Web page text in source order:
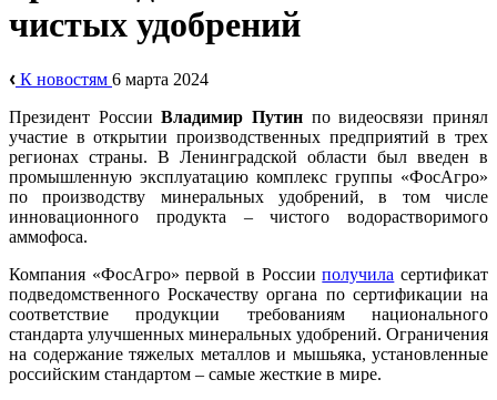
чистых удобрений
К новостям 6 марта 2024
Президент РоссииВладимир Путин по видеосвязи принял
участие в открытии производственных предприятий в трех
регионах страны. В Ленинградской области был введен в
промышленную эксплуатацию комплекс группы «ФосАгро»
по производству минеральных удобрений, в том числе
инновационного продукта – чистого водорастворимого
аммофоса.
Компания «ФосАгро» первой в Россииполучила сертификат
подведомственного Роскачеству органа по сертификации на
соответствие продукции требованиям национального
стандарта улучшенных минеральных удобрений. Ограничения
на содержание тяжелых металлов и мышьяка, установленные
российским стандартом – самые жесткие в мире.